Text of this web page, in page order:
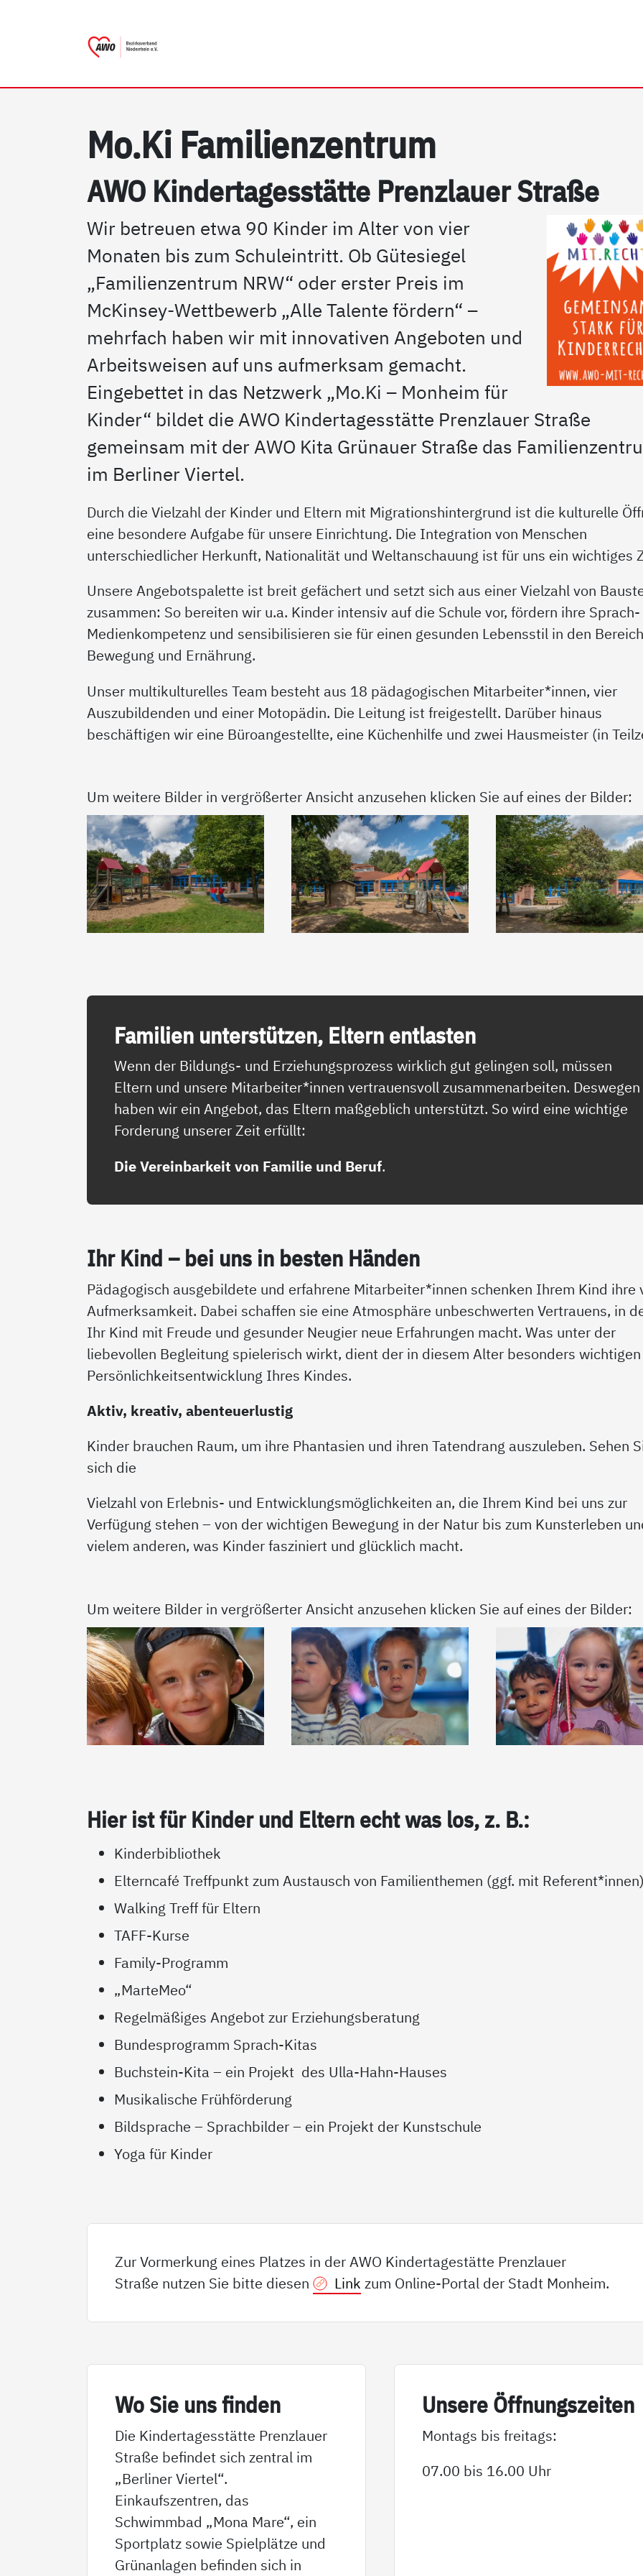
Mo.Ki Fa­mi­li­en­zen­trum
AWO Kin­der­ta­ges­stät­te Prenz­lau­er Stra­ße
Wir betreuen etwa 90 Kinder im Alter von vier
Monaten bis zum Schuleintritt. Ob Gütesiegel
„Familienzentrum NRW“ oder erster Preis im
McKinsey-Wettbewerb „Alle Talente fördern“ –
mehrfach haben wir mit innovativen Angeboten und
Arbeitsweisen auf uns aufmerksam gemacht.
Eingebettet in das Netzwerk „Mo.Ki – Monheim für
Kinder“ bildet die AWO Kindertagesstätte Prenzlauer Straße
gemeinsam mit der AWO Kita Grünauer Straße das
im Berliner Viertel.
Durch die Vielzahl der Kinder und Eltern mit Migrationshintergrund ist die kulturelle
eine besondere Aufgabe für unsere Einrichtung. Die Integration von Menschen
unterschiedlicher Herkunft, Nationalität und Weltanschauung ist für uns ein wichtiges
Unsere Angebotspalette ist breit gefächert und setzt sich aus einer Vielzahl von
zusammen: So bereiten wir u.a. Kinder intensiv auf die Schule vor, fördern ihre
Medienkompetenz und sensibilisieren sie für einen gesunden Lebensstil in den
Bewegung und Ernährung.
Unser multikulturelles Team besteht aus 18 pädagogischen Mitarbeiter*innen, vier
Auszubildenden und einer Motopädin. Die Leitung ist freigestellt. Darüber hinaus
beschäftigen wir eine Büroangestellte, eine Küchenhilfe und zwei Hausmeister (in
Um weitere Bilder in vergrößerter Ansicht anzusehen klicken Sie auf eines der Bilder:
Fa­mi­li­en un­ter­stüt­zen, El­tern ent­las­ten
Wenn der Bildungs- und Erziehungsprozess wirklich gut gelingen soll, müssen
Eltern und unsere Mitarbeiter*innen vertrauensvoll zusammenarbeiten. Deswegen
haben wir ein Angebot, das Eltern maßgeblich unterstützt. So wird eine wichtige
Forderung unserer Zeit erfüllt:
Die Vereinbarkeit von Familie und Beruf.
Ihr Kind – bei uns in bes­ten Hän­den
Pädagogisch ausgebildete und erfahrene Mitarbeiter*innen schenken Ihrem Kind ihre
Aufmerksamkeit. Dabei schaffen sie eine Atmosphäre unbeschwerten Vertrauens, in
Ihr Kind mit Freude und gesunder Neugier neue Erfahrungen macht. Was unter der
liebevollen Begleitung spielerisch wirkt, dient der in diesem Alter besonders wichtigen
Persönlichkeitsentwicklung Ihres Kindes.
Aktiv, kreativ, abenteuerlustig
Kinder brauchen Raum, um ihre Phantasien und ihren Tatendrang auszuleben. Sehen
sich die
Vielzahl von Erlebnis- und Entwicklungsmöglichkeiten an, die Ihrem Kind bei uns zur
Verfügung stehen – von der wichtigen Bewegung in der Natur bis zum Kunsterleben
vielem anderen, was Kinder fasziniert und glücklich macht.
Um weitere Bilder in vergrößerter Ansicht anzusehen klicken Sie auf eines der Bilder:
Hier ist für Kin­der und El­tern echt was los, z. B.:
Kinderbibliothek
Elterncafé Treffpunkt zum Austausch von Familienthemen (ggf. mit
Walking Treff für Eltern
TAFF-Kurse
Family-Programm
„MarteMeo“
Regelmäßiges Angebot zur Erziehungsberatung
Bundesprogramm Sprach-Kitas
Buchstein-Kita – ein Projekt des Ulla-Hahn-Hauses
Musikalische Frühförderung
Bildsprache – Sprachbilder – ein Projekt der Kunstschule
Yoga für Kinder
Zur Vormerkung eines Platzes in der AWO Kindertagestätte Prenzlauer
Straße nutzen Sie bitte diesen
Link zum Online-Portal der Stadt Monheim.
Wo Sie uns fin­den
Die Kindertagesstätte Prenzlauer
Straße befindet sich zentral im
„Berliner Viertel“.
Einkaufszentren, das
Schwimmbad „Mona Mare“, ein
Sportplatz sowie Spielplätze und
Grünanlagen befinden sich in
Un­se­re Öff­nungs­zei­ten
Montags bis freitags:
07.00 bis 16.00 Uhr